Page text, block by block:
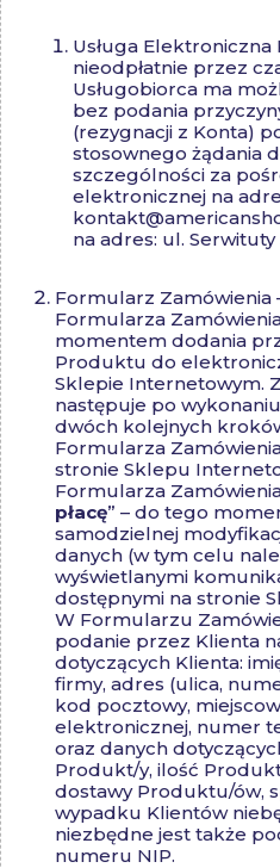
Usługa
nieodpłatnie przez
Usługobiorca ma
bez podania
(rezygnacji z Konta)
stosownego żądania
szczególności za
elektronicznej na
na adres: ul. Serwituty
Formularz Zamówienia
Formularza
momentem dodania
Produktu do
Sklepie Internetowym.
następuje po
dwóch kolejnych
Formularza
stronie Sklepu
Formularza
płacę” – do tego
samodzielnej
danych (w tym celu
wyświetlanymi
dostępnymi na stronie
W Formularzu
podanie przez Klienta
dotyczących Klienta:
firmy, adres (ulica,
kod pocztowy,
elektronicznej, numer
oraz danych
Produkt/y, ilość
dostawy Produktu/ów,
wypadku Klientów
niezbędne jest także
numeru NIP.